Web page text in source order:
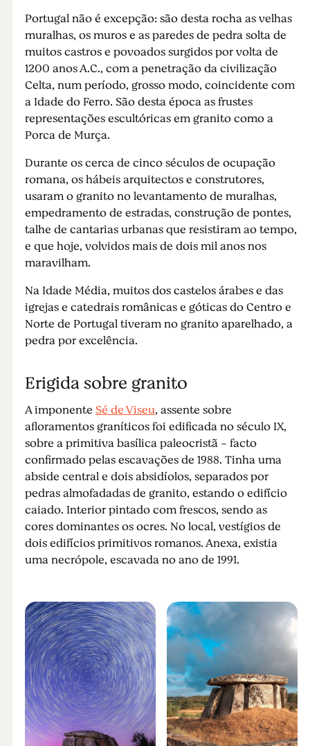
Portugal não é excepção: são desta rocha as velhas
muralhas, os muros e as paredes de pedra solta de
muitos castros e povoados surgidos por volta de
1200 anos A.C., com a penetração da civilização
Celta, num período, grosso modo, coincidente com
a Idade do Ferro. São desta época as frustes
representações escultóricas em granito como a
Porca de Murça.
Durante os cerca de cinco séculos de ocupação
romana, os hábeis arquitectos e construtores,
usaram o granito no levantamento de muralhas,
empedramento de estradas, construção de pontes,
talhe de cantarias urbanas que resistiram ao tempo,
e que hoje, volvidos mais de dois mil anos nos
maravilham.
Na Idade Média, muitos dos castelos árabes e das
igrejas e catedrais românicas e góticas do Centro e
Norte de Portugal tiveram no granito aparelhado, a
pedra por excelência.
Erigida sobre granito
A imponente Sé de Viseu, assente sobre
afloramentos graníticos foi edificada no século IX,
sobre a primitiva basílica paleocristã - facto
confirmado pelas escavações de 1988. Tinha uma
abside central e dois absidíolos, separados por
pedras almofadadas de granito, estando o edifício
caiado. Interior pintado com frescos, sendo as
cores dominantes os ocres. No local, vestígios de
dois edifícios primitivos romanos. Anexa, existia
uma necrópole, escavada no ano de 1991.